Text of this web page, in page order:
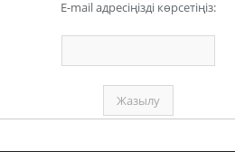
E-mail адресіңізді көрсетіңіз: